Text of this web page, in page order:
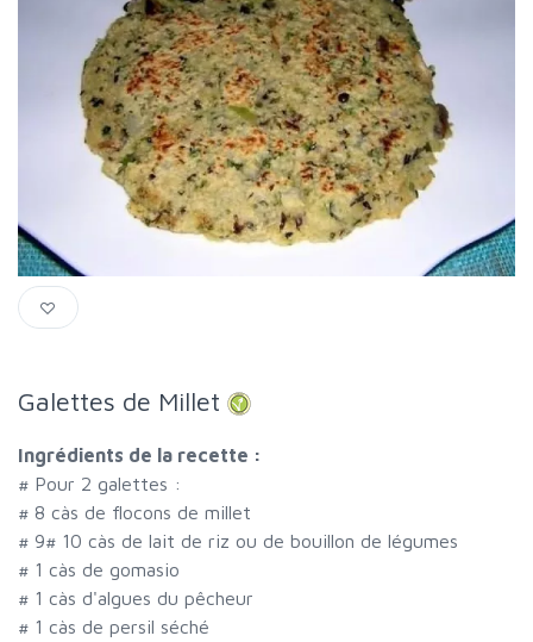
Galettes de Millet
Ingrédients de la recette :
# Pour 2 galettes :
# 8 càs de flocons de millet
# 9# 10 càs de lait de riz ou de bouillon de légumes
# 1 càs de gomasio
# 1 càs d'algues du pêcheur
# 1 càs de persil séché